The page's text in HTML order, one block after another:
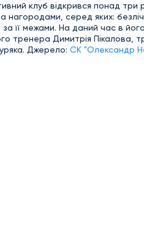
клуб відкрився понад три
серед яких:
її межами. На даний час в
тренера Димитрія Пікалова,
Джерело: СК "Олександр